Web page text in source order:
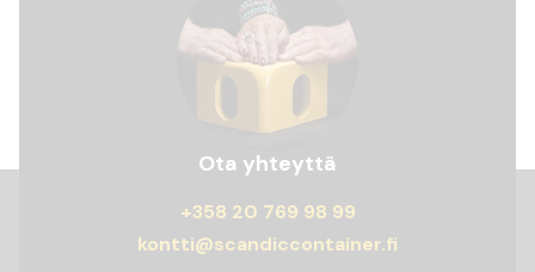
Ota yhteyttä
+358 20 769 98 99
kontti@scandiccontainer.fi